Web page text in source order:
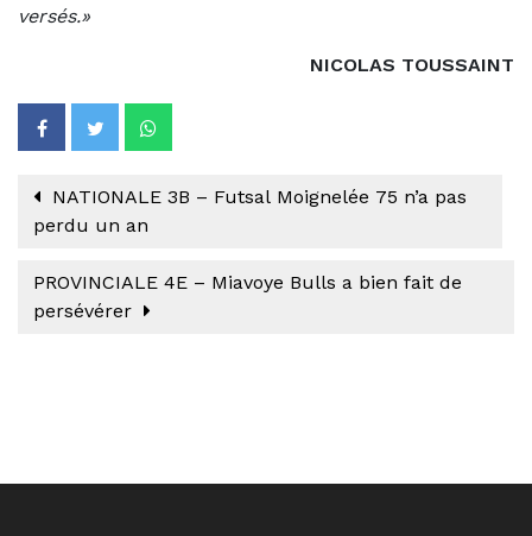
versés.»
NICOLAS TOUSSAINT
NATIONALE 3B – Futsal Moignelée 75 n’a pas
perdu un an
PROVINCIALE 4E – Miavoye Bulls a bien fait de
persévérer